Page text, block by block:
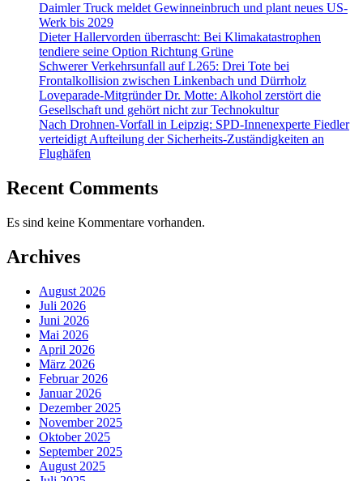
Daimler Truck meldet Gewinneinbruch und plant neues US-
Werk bis 2029
Dieter Hallervorden überrascht: Bei Klimakatastrophen
tendiere seine Option Richtung Grüne
Schwerer Verkehrsunfall auf L265: Drei Tote bei
Frontalkollision zwischen Linkenbach und Dürrholz
Loveparade-Mitgründer Dr. Motte: Alkohol zerstört die
Gesellschaft und gehört nicht zur Technokultur
Nach Drohnen-Vorfall in Leipzig: SPD-Innenexperte Fiedler
verteidigt Aufteilung der Sicherheits-Zuständigkeiten an
Flughäfen
Recent Comments
Es sind keine Kommentare vorhanden.
Archives
August 2026
Juli 2026
Juni 2026
Mai 2026
April 2026
März 2026
Februar 2026
Januar 2026
Dezember 2025
November 2025
Oktober 2025
September 2025
August 2025